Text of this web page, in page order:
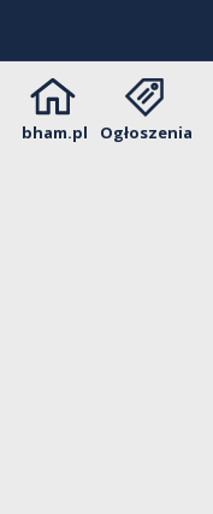
bham.pl Ogłoszenia